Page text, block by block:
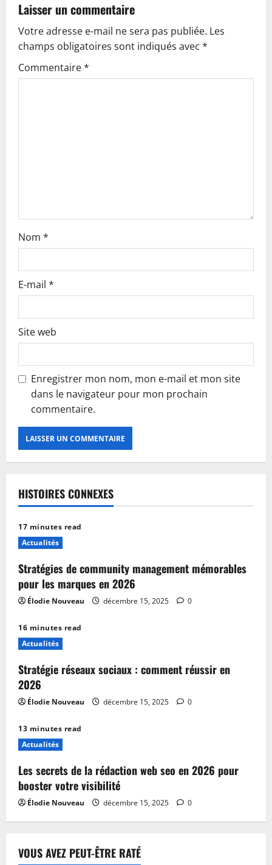
v
i
g
Laisser un commentaire
Votre adresse e-mail ne sera pas publiée. Les
champs obligatoires sont indiqués avec *
Commentaire*
Nom *
E-mail *
Site web
Enregistrer mon nom, mon e-mail et mon site
dans le navigateur pour mon prochain
commentaire.
HISTOIRES CONNEXES
17 minutes read
Actualités
Stratégies de community management mémorables
pour les marques en 2026
Élodie Nouveau décembre 15, 2025 0
16 minutes read
Actualités
Stratégie réseaux sociaux : comment réussir en
2026
Élodie Nouveau décembre 15, 2025 0
13 minutes read
Actualités
Les secrets de la rédaction web seo en 2026 pour
booster votre visibilité
Élodie Nouveau décembre 15, 2025 0
VOUS AVEZ PEUT-ÊTRE RATÉ